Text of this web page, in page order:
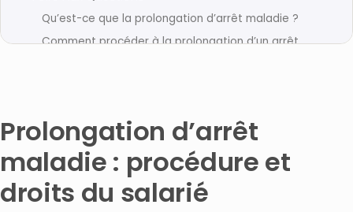
Qu’est-ce que la prolongation d’arrêt maladie ?
Comment procéder à la prolongation d’un arrêt
pour prolonger un arrêt maladie ?
Quand faut-il consulter un avocat pour une
prolongation d’arrêt maladie ?
Que se passe-t-il en cas de refus de prolongation
par l’employeur ?
Prolongation d’arrêt
maladie : procédure et
droits du salarié